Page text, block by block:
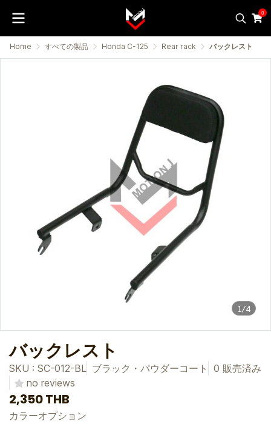
0
Home すべての製品 Honda C-125 Rear rack バックレスト
1/4
バックレスト
SKU : SC-012-BL ブラック・パウダーコート
0 販売済み
no reviews
2,350 THB
カラーオプション